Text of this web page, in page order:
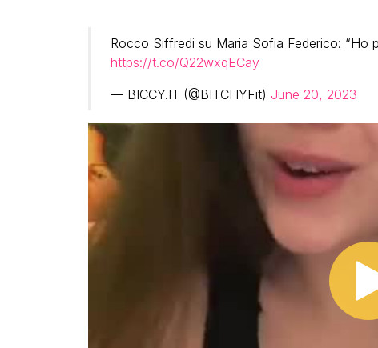
Rocco Siffredi su Maria Sofia Federico: “Ho
https://t.co/Q22wxqECay
— BICCY.IT (@BITCHYFit) June 20, 2023